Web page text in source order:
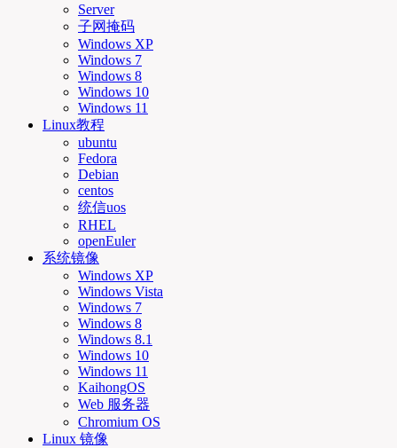
Server
子网掩码
Windows XP
Windows 7
Windows 8
Windows 10
Windows 11
Linux教程
ubuntu
Fedora
Debian
centos
统信uos
RHEL
openEuler
系统镜像
Windows XP
Windows Vista
Windows 7
Windows 8
Windows 8.1
Windows 10
Windows 11
KaihongOS
Web 服务器
Chromium OS
Linux 镜像